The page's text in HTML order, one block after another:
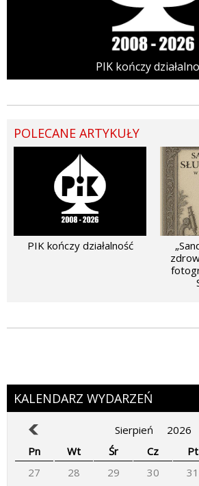
PIK kończy
POLECANE ARTYKUŁY
PIK kończy działalność
KALENDARZ WYDARZEŃ
Sierpień
2026
Pn
Wt Śr Cz Pt
27
28 29 30 31